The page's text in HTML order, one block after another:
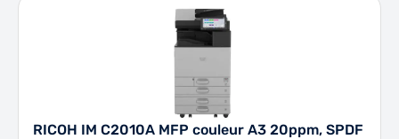
RICOH IM C2010A MFP couleur A3 20ppm, SPDF